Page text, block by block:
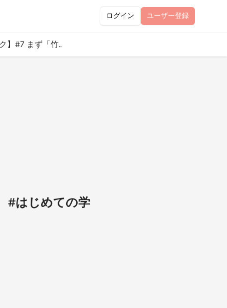
ログイン ユーザー登録
】#7 まず「竹..
#はじめての学